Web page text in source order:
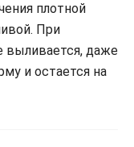
плотной
При
выливается, даже
и остается на